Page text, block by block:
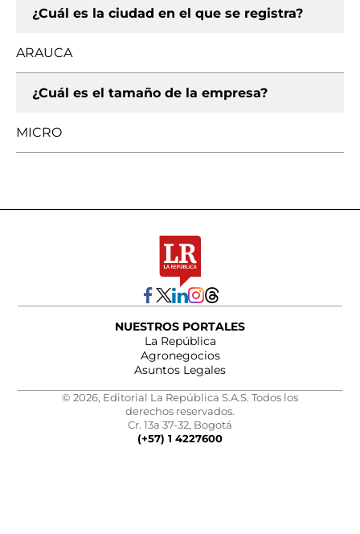
¿Cuál es la ciudad en el que se registra?
ARAUCA
¿Cuál es el tamaño de la empresa?
MICRO
NUESTROS PORTALES
La República
Agronegocios
Asuntos Legales
© 2026, Editorial La República S.A.S. Todos los
derechos reservados.
Cr. 13a 37-32, Bogotá
(+57) 1 4227600